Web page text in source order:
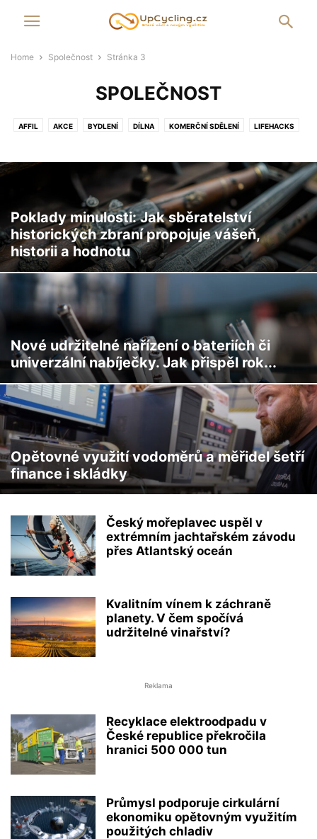
Home Společnost Stránka 3
SPOLEČNOST
AFFIL AKCE BYDLENÍ DÍLNA KOMERČNÍ SDĚLENÍ LIFEHACKS
UPCYCLING INFO VÝUKOVÉ KURZY ZAHRADA
Poklady minulosti: Jak sběratelství
historických zbraní propojuje vášeň,
historii a hodnotu
Nové udržitelné nařízení o bateriích či
univerzální nabíječky. Jak přispěl rok...
Opětovné využití vodoměrů a měřidel šetří
finance i skládky
Český mořeplavec uspěl v
extrémním jachtařském závodu
přes Atlantský oceán
Kvalitním vínem k záchraně
planety. V čem spočívá
udržitelné vinařství?
Reklama
Recyklace elektroodpadu v
České republice překročila
hranici 500 000 tun
Průmysl podporuje cirkulární
ekonomiku opětovným využitím
použitých chladiv